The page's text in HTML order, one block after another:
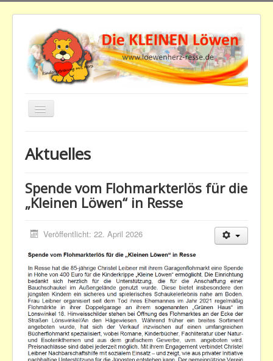
Navigation
Home
Aktuelles
Der Verein
Impressum
Datenschutzerklärung
Kontakt
Aktuelles
Spende vom Flohmarkterlös für die
„Kleinen Löwen“ in Resse
Veröffentlicht: 22. April 2026